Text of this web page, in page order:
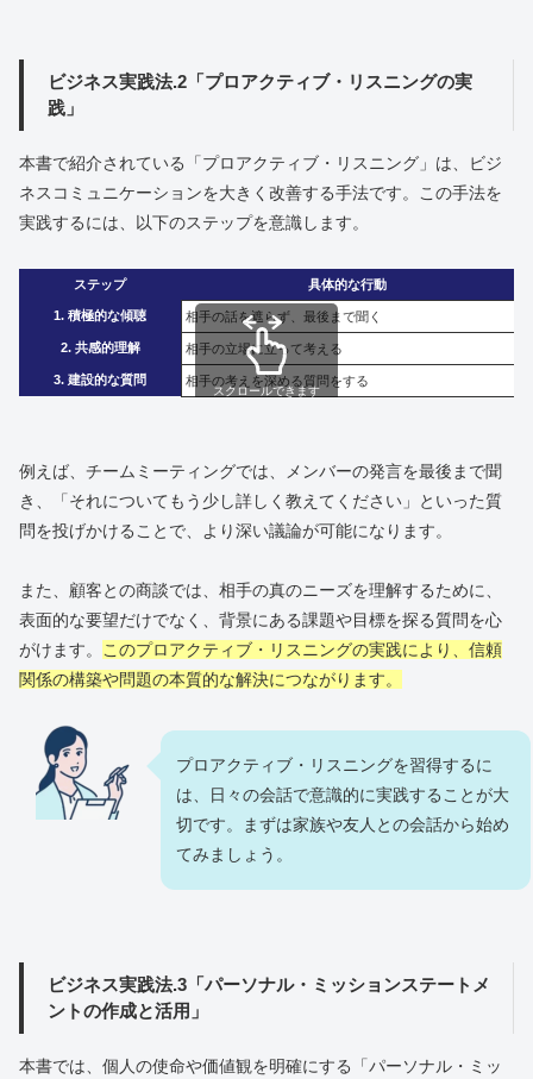
ビジネス実践法.2「プロアクティブ・リスニングの実
践」
本書で紹介されている「プロアクティブ・リスニング」は、ビジ
ネスコミュニケーションを大きく改善する手法です。この手法を
実践するには、以下のステップを意識します。
ステップ 具体的な行動
1. 積極的な傾聴 相手の話を遮らず、最後まで聞く
2. 共感的理解 相手の立場に立って考える
3. 建設的な質問 相手の考えを深める質問をする
スクロールできます
例えば、チームミーティングでは、メンバーの発言を最後まで聞
き、「それについてもう少し詳しく教えてください」といった質
問を投げかけることで、より深い議論が可能になります。
また、顧客との商談では、相手の真のニーズを理解するために、
表面的な要望だけでなく、背景にある課題や目標を探る質問を心
がけます。 このプロアクティブ・リスニングの実践により、信頼
関係の構築や問題の本質的な解決につながります。
プロアクティブ・リスニングを習得するに
は、日々の会話で意識的に実践することが大
切です。まずは家族や友人との会話から始め
てみましょう。
ビジネス実践法.3「パーソナル・ミッションステートメ
ントの作成と活用」
本書では、個人の使命や価値観を明確にする「パーソナル・ミッ